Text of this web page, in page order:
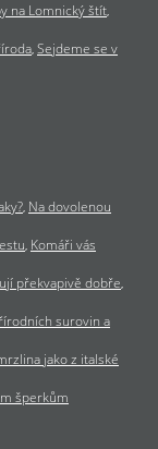
na Lomnický štít
Sejdeme se v
Na dovolenou
Komáři vás
překvapivě dobře
surovin a
jako z italské
šperkům